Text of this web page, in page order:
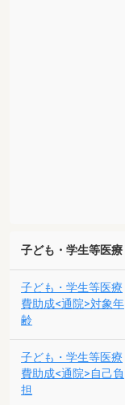
子ども・学生等医療
子ども・学生等医療
費助成<通院>対象年
齢
子ども・学生等医療
費助成<通院>自己負
担